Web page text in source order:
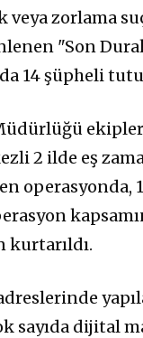
veya zorlama
"Son
14 şüpheli
2 ilde eş
operasyonda,
kurtarıldı.
sayıda dijital